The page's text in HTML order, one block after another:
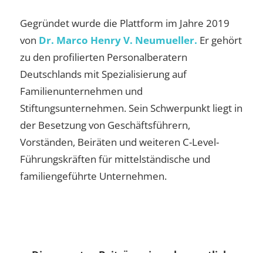
Gegründet wurde die Plattform im Jahre 2019
von Dr. Marco Henry V. Neumueller. Er gehört
zu den profilierten Personalberatern
Deutschlands mit Spezialisierung auf
Familienunternehmen und
Stiftungsunternehmen. Sein Schwerpunkt liegt in
der Besetzung von Geschäftsführern,
Vorständen, Beiräten und weiteren C-Level-
Führungskräften für mittelständische und
familiengeführte Unternehmen.